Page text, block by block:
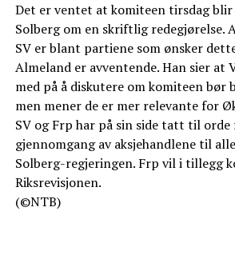
Det er ventet at komiteen tirsdag blir
Solberg om en skriftlig redegjørelse.
SV er blant partiene som ønsker
Almeland er avventende. Han sier at
med på å diskutere om komiteen bør
men mener de er mer relevante for
SV og Frp har på sin side tatt til
gjennomgang av aksjehandlene til
Solberg-regjeringen. Frp vil i tillegg
Riksrevisjonen.
(©NTB)